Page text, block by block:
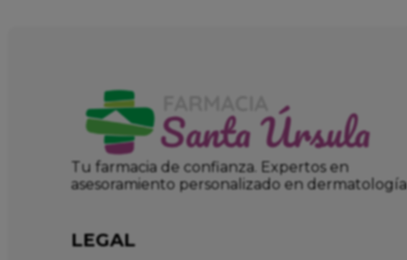
Tu farmacia de confianza. Expertos en
asesoramiento personalizado en dermatología
LEGAL